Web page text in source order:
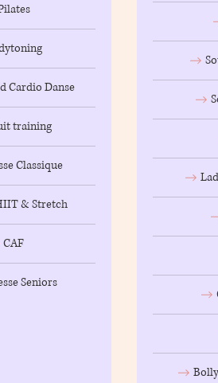
Cardio Danse
training
Classique
& Stretch
CAF
Seniors